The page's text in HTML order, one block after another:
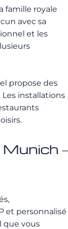
famille royale
avec sa
et les
propose des
Les installations
–
et personnalisé
que vous